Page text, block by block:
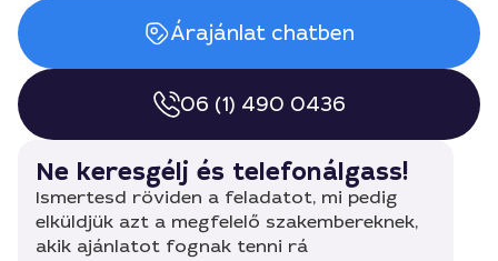
Árajánlat chatben
06 (1) 490 0436
Ne keresgélj és telefonálgass!
Ismertesd röviden a feladatot, mi pedig
elküldjük azt a megfelelő szakembereknek,
akik ajánlatot fognak tenni rá